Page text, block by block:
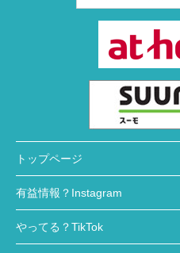
トップページ
有益情報？Instagram
やってる？TikTok